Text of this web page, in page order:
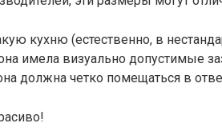
кухню (естественно, в
имела визуально допустимые
должна четко помещаться в